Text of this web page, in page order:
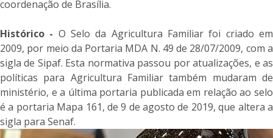
coordenação de Brasília.
Histórico - O Selo da Agricultura Familiar foi criado em
2009, por meio da Portaria MDA N. 49 de 28/07/2009, com a
sigla de Sipaf. Esta normativa passou por atualizações, e as
políticas para Agricultura Familiar também mudaram de
ministério, e a última portaria publicada em relação ao selo
é a portaria Mapa 161, de 9 de agosto de 2019, que altera a
sigla para Senaf.